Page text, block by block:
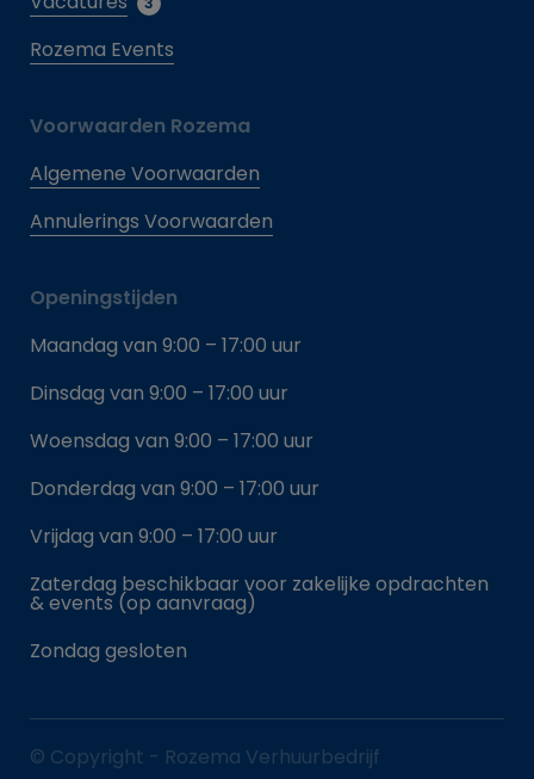
Rozema Events
Voorwaarden Rozema
Algemene Voorwaarden
Annulerings Voorwaarden
Openingstijden
Maandag van 9:00 – 17:00 uur
Dinsdag van 9:00 – 17:00 uur
Woensdag van 9:00 – 17:00 uur
Donderdag van 9:00 – 17:00 uur
Vrijdag van 9:00 – 17:00 uur
Zaterdag beschikbaar voor zakelijke opdrachten
& events (op aanvraag)
Zondag gesloten
© Copyright - Rozema Verhuurbedrijf